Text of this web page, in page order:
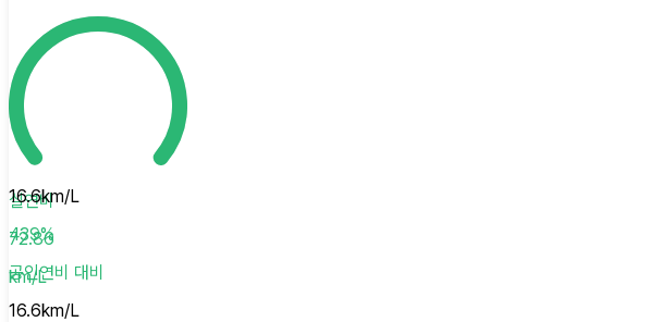
실연비
72.86
km/L
16.6km/L
439%
공인연비 대비
16.6km/L